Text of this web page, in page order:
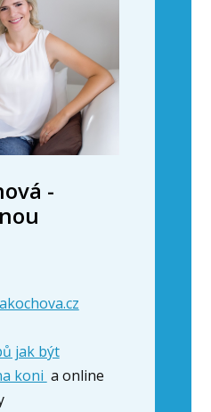
-
jak být
koni a online